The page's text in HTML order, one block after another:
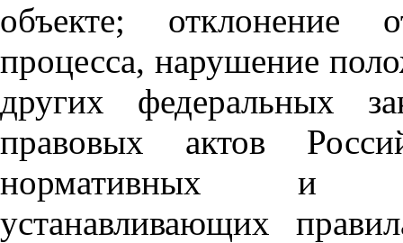
объекте; отклонение
процесса, нарушение
других федеральных
правовых актов
нормативных и
устанавливающих